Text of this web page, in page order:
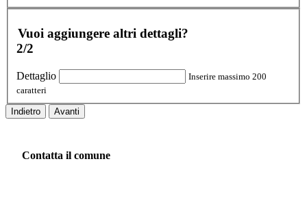
Vuoi aggiungere altri dettagli?
2/2
Dettaglio
Inserire massimo 200
caratteri
Indietro Avanti
Contatta il comune